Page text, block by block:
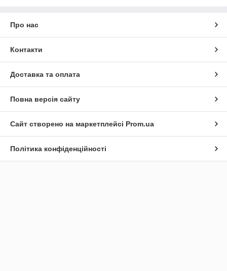
Про нас
Контакти
Доставка та оплата
Повна версія сайту
Сайт створено на маркетплейсі Prom.ua
Політика конфіденційності